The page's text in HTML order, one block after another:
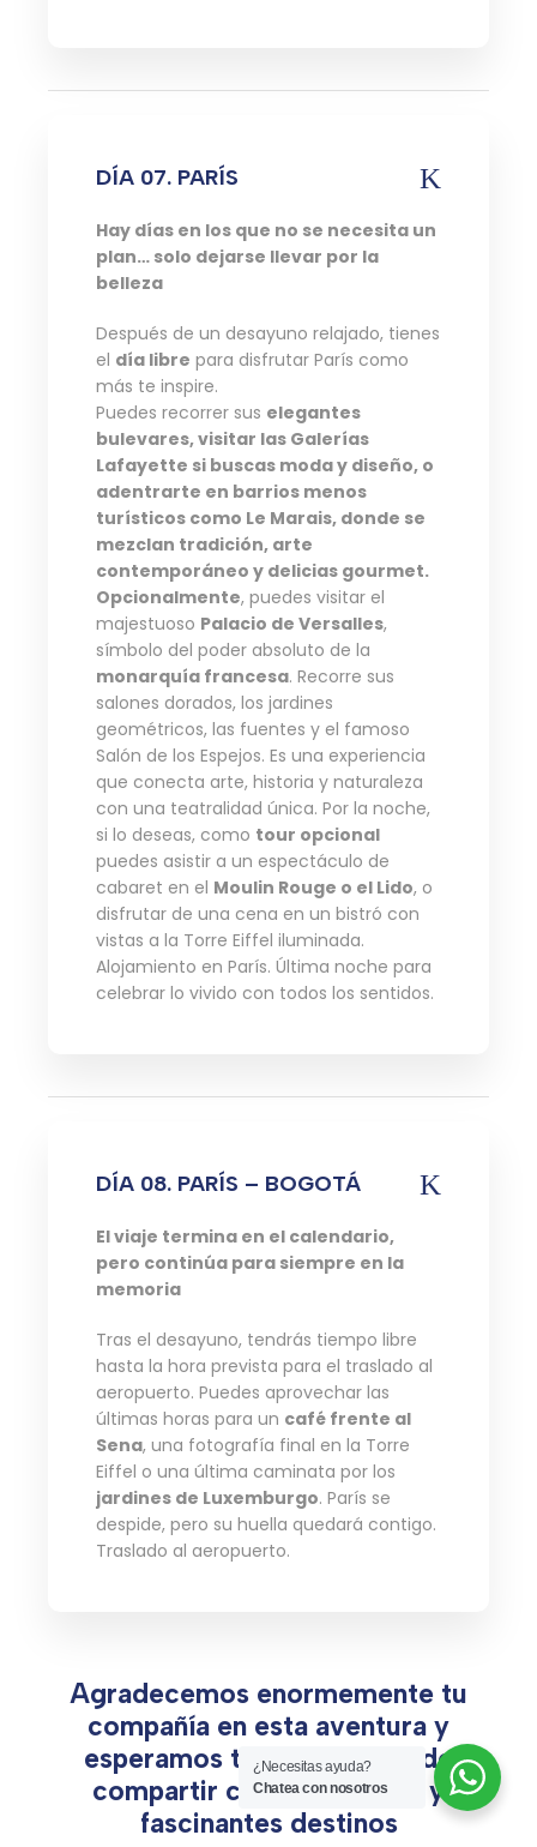
DÍA 07. PARÍS
Hay días en los que no se necesita un
plan… solo dejarse llevar por la
belleza
Después de un desayuno relajado, tienes
el día libre para disfrutar París como
más te inspire.
Puedes recorrer sus elegantes
bulevares, visitar las Galerías
Lafayette si buscas moda y diseño, o
adentrarte en barrios menos
turísticos como Le Marais, donde se
mezclan tradición, arte
contemporáneo y delicias gourmet.
Opcionalmente, puedes visitar el
majestuoso Palacio de Versalles,
símbolo del poder absoluto de la
monarquía francesa. Recorre sus
salones dorados, los jardines
geométricos, las fuentes y el famoso
Salón de los Espejos. Es una experiencia
que conecta arte, historia y naturaleza
con una teatralidad única. Por la noche,
si lo deseas, como tour opcional
puedes asistir a un espectáculo de
cabaret en el Moulin Rouge o el Lido, o
disfrutar de una cena en un bistró con
vistas a la Torre Eiffel iluminada.
Alojamiento en París. Última noche para
celebrar lo vivido con todos los sentidos.
DÍA 08. PARÍS – BOGOTÁ
El viaje termina en el calendario,
pero continúa para siempre en la
memoria
Tras el desayuno, tendrás tiempo libre
hasta la hora prevista para el traslado al
aeropuerto. Puedes aprovechar las
últimas horas para un café frente al
Sena, una fotografía final en la Torre
Eiffel o una última caminata por los
jardines de Luxemburgo. París se
despide, pero su huella quedará contigo.
Traslado al aeropuerto.
Agradecemos enormemente tu
compañía en esta aventura y
esperamos tener el placer de
compartir contigo nuevos y
fascinantes destinos
¿Necesitas ayuda?
Chatea con nosotros